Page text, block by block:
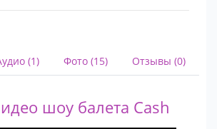
(1) Фото (15) Отзывы (0)
шоу балета Cash